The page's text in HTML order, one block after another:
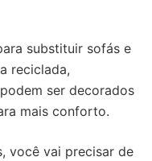
substituir sofás e
reciclada,
ser decorados
mais conforto.
você vai precisar de